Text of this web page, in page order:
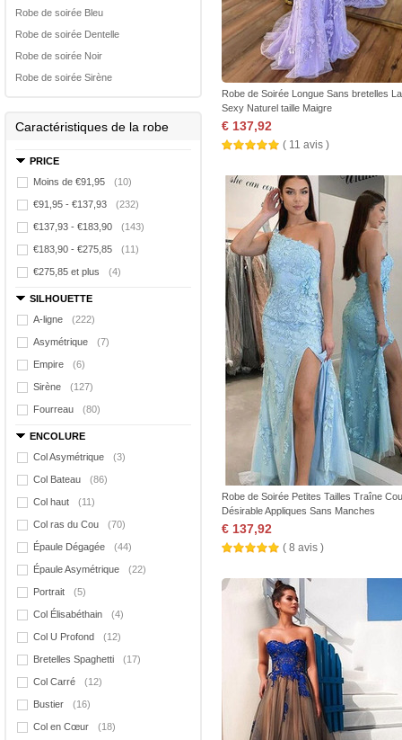
Robe de soirée Bleu
Robe de soirée Dentelle
Robe de soirée Noir
Robe de soirée Sirène
Caractéristiques de la robe
PRICE
Moins de €91,95
(10)
€91,95 - €137,93 (232)
€137,93 - €183,90 (143)
€183,90 - €275,85 (11)
€275,85 et plus (4)
SILHOUETTE
A-ligne
(222)
Asymétrique (7)
Empire (6)
Sirène (127)
Fourreau (80)
ENCOLURE
Col Asymétrique
(3)
Col Bateau (86)
Col haut (11)
Col ras du Cou (70)
Épaule Dégagée (44)
Épaule Asymétrique (22)
Portrait (5)
Col Élisabéthain (4)
Col U Profond (12)
Bretelles Spaghetti (17)
Col Carré (12)
Bustier (16)
Col en Cœur (18)
Robe de Soirée Longue Sans bretelles
Sexy Naturel taille Maigre
€ 137,92
( 11 avis )
Robe de Soirée Petites Tailles Traîne
Désirable Appliques Sans Manches
€ 137,92
( 8 avis )